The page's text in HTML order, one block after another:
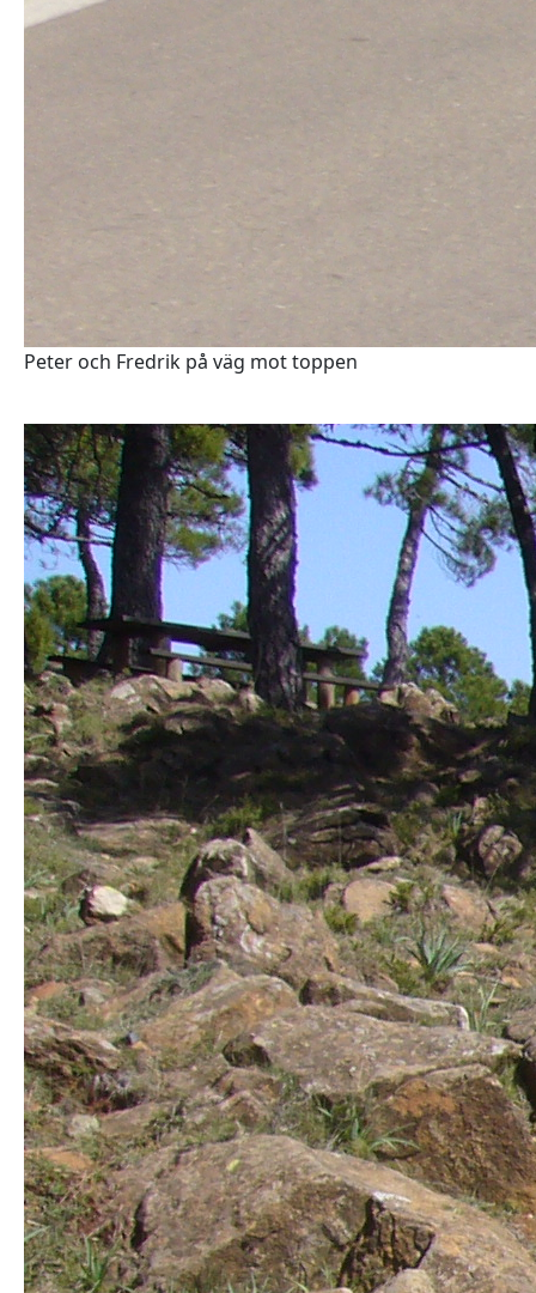
Peter och Fredrik på väg mot toppen